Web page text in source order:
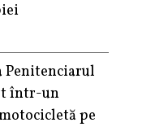
Penitenciarul
într-un
pe